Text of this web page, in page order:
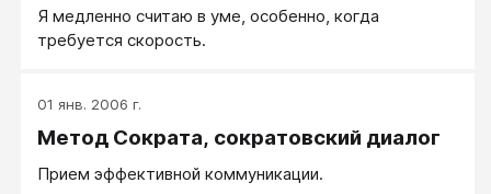
Я медленно считаю в уме, особенно, когда
требуется скорость.
01 янв. 2006 г.
Метод Сократа, сократовский диалог
Прием эффективной коммуникации.